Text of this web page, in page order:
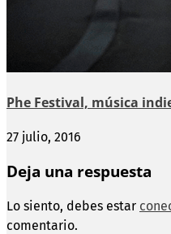
Phe Festival, música
27 julio, 2016
Deja una respuesta
Lo siento, debes estar
comentario.